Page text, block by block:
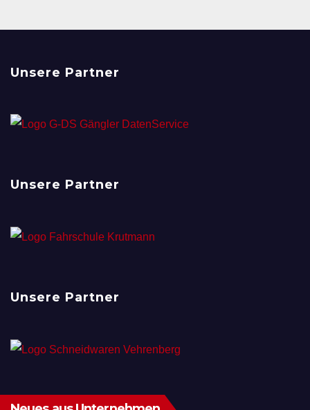
Unsere Partner
Unsere Partner
Unsere Partner